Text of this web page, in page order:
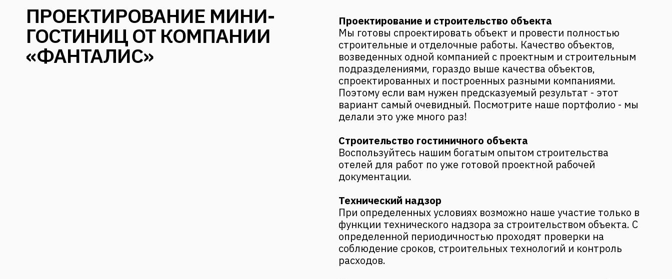
Проектирование и строительство объекта
Мы готовы спроектировать объект и провести полностью
строительные и отделочные работы. Качество объектов,
возведенных одной компанией с проектным и строительным
подразделениями, гораздо выше качества объектов,
спроектированных и построенных разными компаниями.
Поэтому если вам нужен предсказуемый результат - этот
вариант самый очевидный. Посмотрите наше портфолио - мы
делали это уже много раз!
Строительство гостиничного объекта
Воспользуйтесь нашим богатым опытом строительства
отелей для работ по уже готовой проектной рабочей
документации.
Технический надзор
При определенных условиях возможно наше участие только в
функции технического надзора за строительством объекта. С
определенной периодичностью проходят проверки на
соблюдение сроков, строительных технологий и контроль
расходов.
ПРОЕКТИРОВАНИЕ МИНИ-
ГОСТИНИЦ ОТ КОМПАНИИ
«ФАНТАЛИС»